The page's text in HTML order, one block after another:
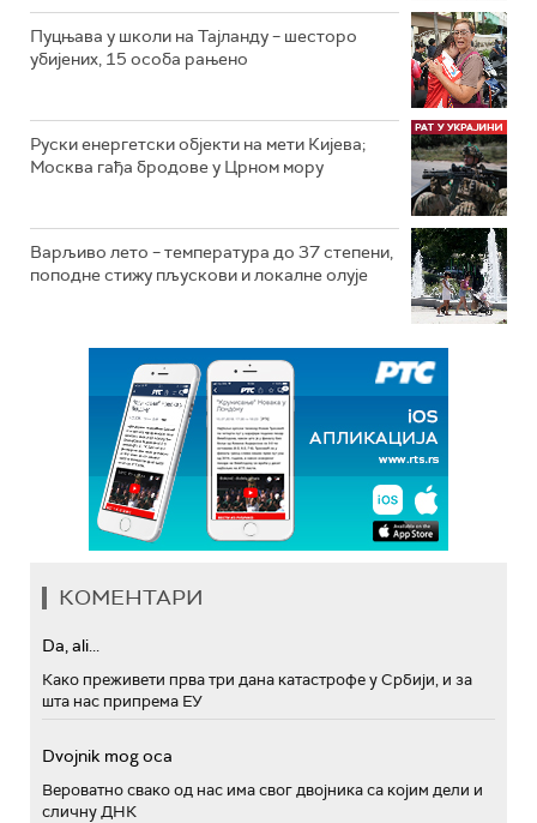
Пуцњава у школи на Тајланду – шесторо
убијених, 15 особа рањено
Руски енергетски објекти на мети Кијева;
Москва гађа бродове у Црном мору
Варљиво лето – температура до 37 степени,
поподне стижу пљускови и локалне олује
КОМЕНТАРИ
Da, ali...
Како преживети прва три дана катастрофе у Србији, и за
шта нас припрема ЕУ
Dvojnik mog oca
Вероватно свако од нас има свог двојника са којим дели и
сличну ДНК